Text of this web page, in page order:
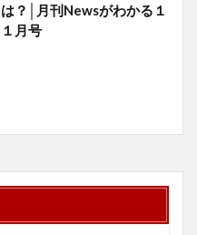
は？│月刊Newsがわかる１
１月号